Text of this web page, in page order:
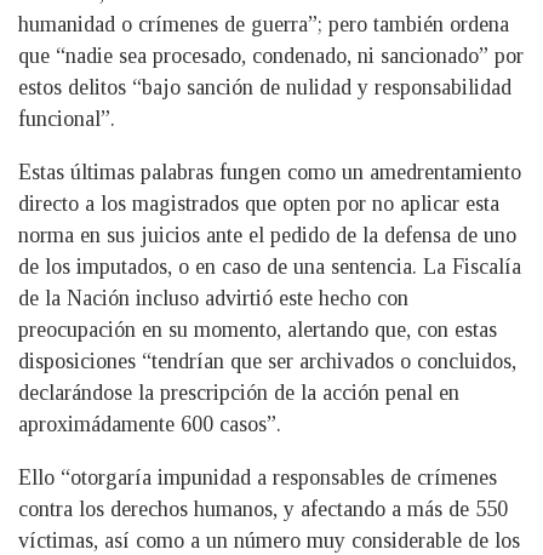
humanidad o crímenes de guerra”; pero también ordena
que “nadie sea procesado, condenado, ni sancionado” por
estos delitos “bajo sanción de nulidad y responsabilidad
funcional”.
Estas últimas palabras fungen como un amedrentamiento
directo a los magistrados que opten por no aplicar esta
norma en sus juicios ante el pedido de la defensa de uno
de los imputados, o en caso de una sentencia. La Fiscalía
de la Nación incluso advirtió este hecho con
preocupación en su momento, alertando que, con estas
disposiciones “tendrían que ser archivados o concluidos,
declarándose la prescripción de la acción penal en
aproximádamente 600 casos”.
Ello “otorgaría impunidad a responsables de crímenes
contra los derechos humanos, y afectando a más de 550
víctimas, así como a un número muy considerable de los